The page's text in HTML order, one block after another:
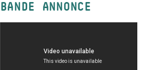
BANDE ANNONCE